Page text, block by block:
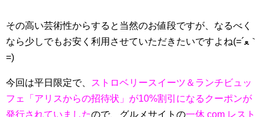
その高い芸術性からすると当然のお値段ですが、なるべく
なら少しでもお安く利用させていただきたいですよね(=´ﻌ｀
=)
今回は平日限定で、
ストロベリースイーツ＆ランチビュッ
フェ「アリスからの招待状」が10%割引になるクーポンが
発行されていましたので、グルメサイトの一休 com レスト